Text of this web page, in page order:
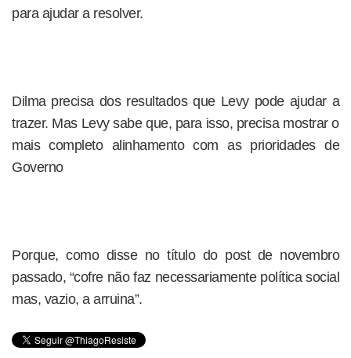
para ajudar a resolver.
Dilma precisa dos resultados que Levy pode ajudar a
trazer. Mas Levy sabe que, para isso, precisa mostrar o
mais completo alinhamento com as prioridades de
Governo
Porque, como disse no título do post de novembro
passado, “cofre não faz necessariamente política social
mas, vazio, a arruina”.